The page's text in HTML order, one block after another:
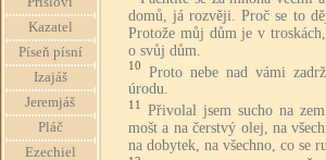
Kazatel
Píseň písní
Izajáš
Jeremjáš
Pláč
Ezechiel
domů, já rozvěji. Proč se to
Protože můj dům je v
o svůj dům.
10
Proto nebe nad vámi
úrodu.
11
Přivolal jsem sucho na
mošt a na čerstvý olej, na
na dobytek, na všechno, co se